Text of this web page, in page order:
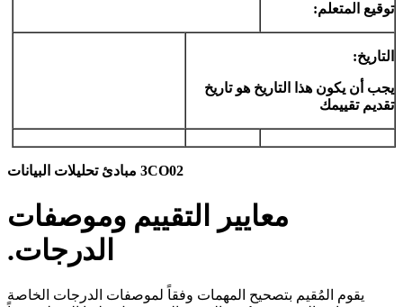
توقيع المتعلم:
التاريخ:
يجب أن يكون هذا التاريخ هو تاريخ
تقديم تقييمك
3CO02 مبادئ تحليلات البيانات
معايير التقييم وموصفات
الدرجات.
يقوم المُقيم بتصحيح المهمات وفقاً لموصفات الدرجات الخاصة